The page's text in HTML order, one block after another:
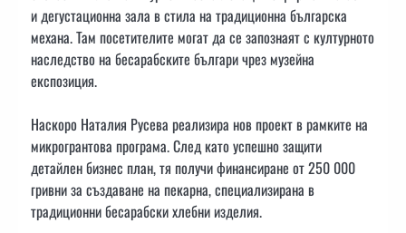
и дегустационна зала в стила на традиционна българска
механа. Там посетителите могат да се запознаят с културното
наследство на бесарабските българи чрез музейна
експозиция.
Наскоро Наталия Русева реализира нов проект в рамките на
микрогрантова програма. След като успешно защити
детайлен бизнес план, тя получи финансиране от 250 000
гривни за създаване на пекарна, специализирана в
традиционни бесарабски хлебни изделия.